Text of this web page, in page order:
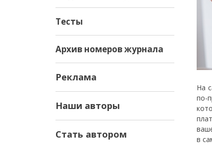
Тесты
Архив номеров журнала
Реклама
Наши авторы
Стать автором
На
по-
в